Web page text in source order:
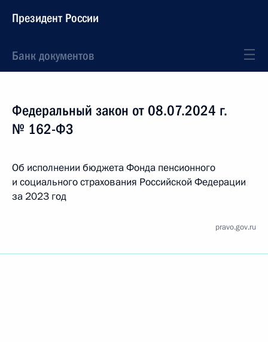
Президент России
Банк документов
Федеральный закон от 08.07.2024 г.
№ 162-ФЗ
Об исполнении бюджета Фонда пенсионного
и социального страхования Российской Федерации
за 2023 год
pravo.gov.ru